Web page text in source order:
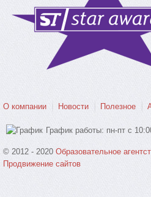
О компании Новости Полезное
График работы: пн-пт с
© 2012 - 2020 Образовательное
Продвижение сайтов